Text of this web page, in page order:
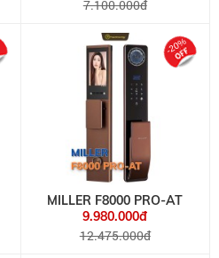
7.100.000đ
MILLER F8000 PRO-AT
9.980.000đ
12.475.000đ
-20%